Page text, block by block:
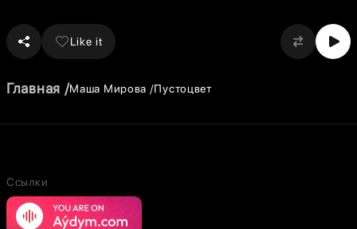
Like it
Главная Маша Мирова Пустоцвет
Ссылки